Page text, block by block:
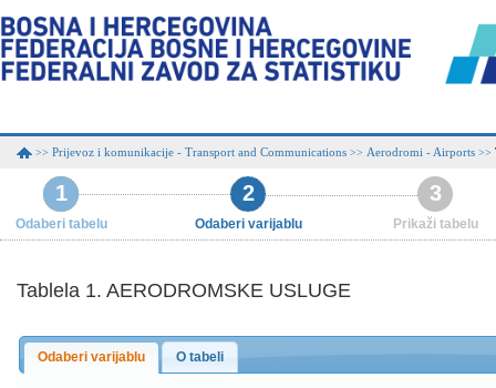
>> Prijevoz i komunikacije - Transport and Communications >> Aerodromi - Airports >>
1
Odaberi tabelu
2
Odaberi varijablu
3
Prikaži tabelu
Tablela 1. AERODROMSKE USLUGE
Odaberi varijablu O tabeli